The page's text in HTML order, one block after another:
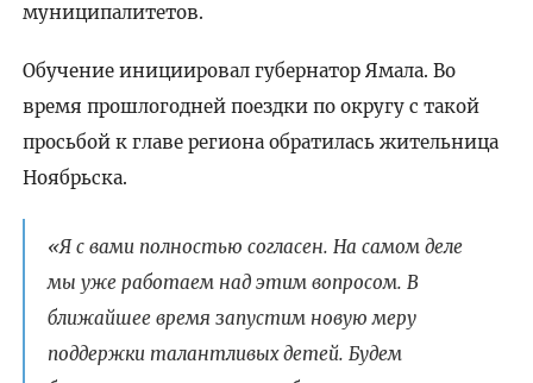
муниципалитетов.
Обучение инициировал губернатор Ямала. Во
время прошлогодней поездки по округу с такой
просьбой к главе региона обратилась жительница
Ноябрьска.
«Я с вами полностью согласен. На самом деле
мы уже работаем над этим вопросом. В
ближайшее время запустим новую меру
поддержки талантливых детей. Будем